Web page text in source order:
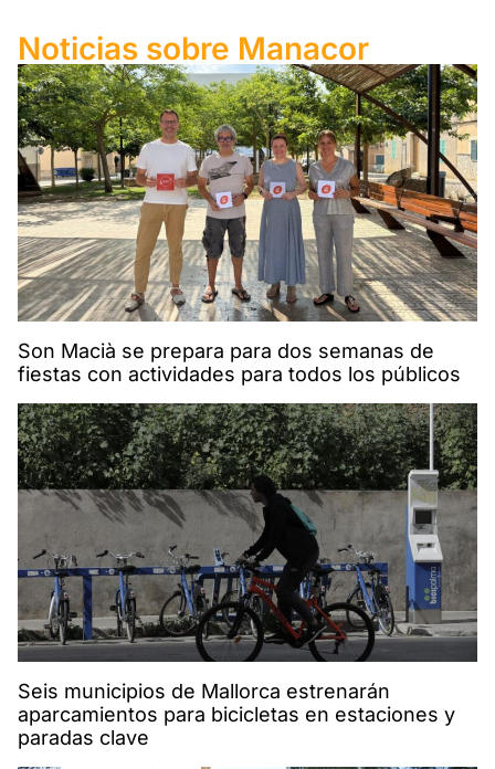
Noticias sobre Manacor
Son Macià se prepara para dos semanas de
fiestas con actividades para todos los públicos
Seis municipios de Mallorca estrenarán
aparcamientos para bicicletas en estaciones y
paradas clave